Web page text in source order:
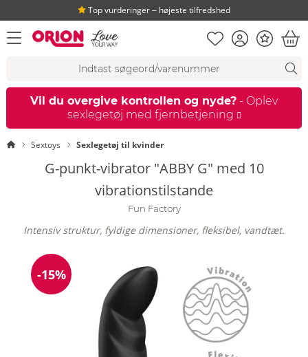
Top vurderinger ‒ højeste tilfredshed
åbn menu Huskeseddel
Kundekonto
Bonus
Vil du overgive kontrollen og nyde? - Oplev
sexlegetøj med fjernbetjening
Startside
Sextoys Sexlegetøj til kvinder
G-punkt-vibrator "ABBY G" med 10
vibrationstilstande
Fun Factory
Intensiv struktur, fyldige dimensioner, fleksibel, vandtæt.
Rabat
-15%